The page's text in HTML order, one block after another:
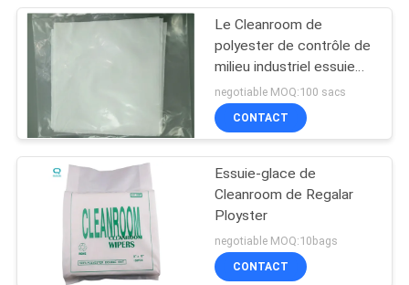
Le Cleanroom de
polyester de contrôle de
milieu industriel essuie
6in x 6in 100 PCS
negotiable MOQ:100 sacs
CONTACT
Essuie-glace de
Cleanroom de Regalar
Ployster
negotiable MOQ:10bags
CONTACT